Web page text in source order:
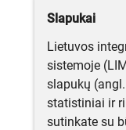
Slapukai
Lietuvos
sistemoje
slapukų (angl.
statistiniai ir
sutinkate su